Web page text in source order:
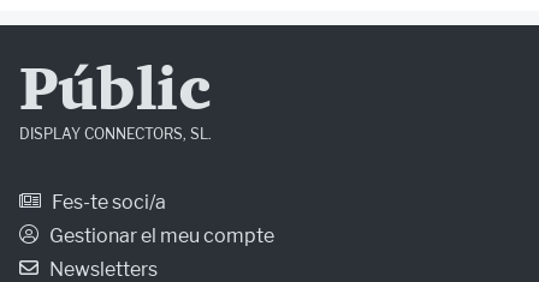
Públic
DISPLAY CONNECTORS, SL.
Fes-te soci/a
Gestionar el meu compte
Newsletters